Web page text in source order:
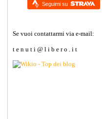
Seguimi su
Se vuoi contattarmi via e-mail:
t e n u t i @ l i b e r o . i t